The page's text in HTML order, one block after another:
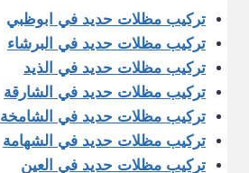
تركيب مظلات حديد في ابوظبي
تركيب مظلات حديد في البرشاء
تركيب مظلات حديد في الذيد
تركيب مظلات حديد في الشارقة
تركيب مظلات حديد في الشامخة
تركيب مظلات حديد في الشهامة
تركيب مظلات حديد في العين